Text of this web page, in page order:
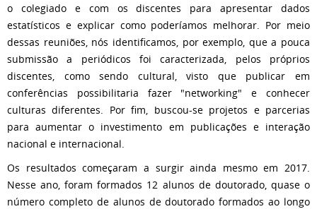
o colegiado e com os discentes para apresentar dados
estatísticos e explicar como poderíamos melhorar. Por meio
dessas reuniões, nós identificamos, por exemplo, que a pouca
submissão a periódicos foi caracterizada, pelos próprios
discentes, como sendo cultural, visto que publicar em
conferências possibilitaria fazer "networking" e conhecer
culturas diferentes. Por fim, buscou-se projetos e parcerias
para aumentar o investimento em publicações e interação
nacional e internacional.
Os resultados começaram a surgir ainda mesmo em 2017.
Nesse ano, foram formados 12 alunos de doutorado, quase o
número completo de alunos de doutorado formados ao longo